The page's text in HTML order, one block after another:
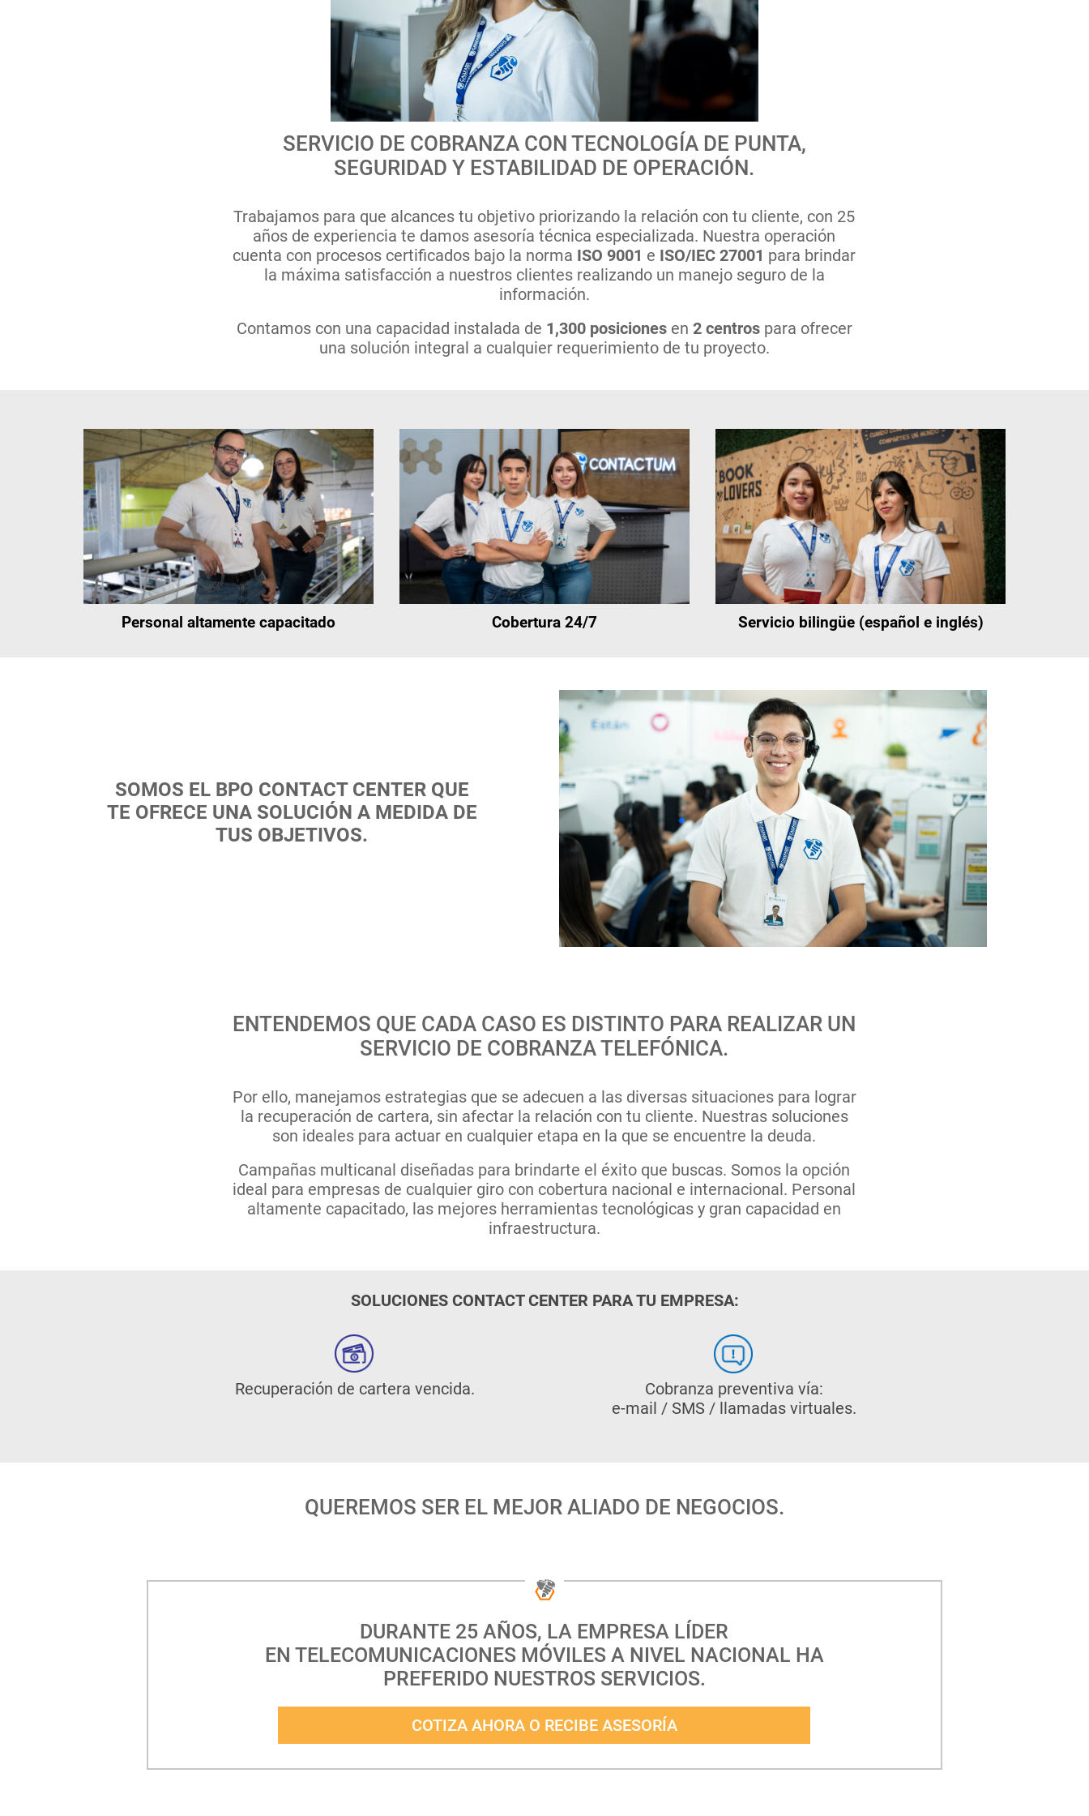
SERVICIO DE COBRANZA CON TECNOLOGÍA DE PUNTA,
SEGURIDAD Y ESTABILIDAD DE OPERACIÓN.
Trabajamos para que alcances tu objetivo priorizando la relación con tu cliente, con 25
años de experiencia te damos asesoría técnica especializada. Nuestra operación
cuenta con procesos certificados bajo la norma ISO 9001 e ISO/IEC 27001 para brindar
la máxima satisfacción a nuestros clientes realizando un manejo seguro de la
información.
Contamos con una capacidad instalada de 1,300 posicionesen 2 centrospara ofrecer
una solución integral a cualquier requerimiento de tu proyecto.
Personal altamente capacitado Cobertura 24/7 Servicio bilingüe (español e inglés)
SOMOS EL BPO CONTACT CENTER QUE
TE OFRECE UNA SOLUCIÓN A MEDIDA DE
TUS OBJETIVOS.
ENTENDEMOS QUE CADA CASO ES DISTINTO PARA REALIZAR UN
SERVICIO DE COBRANZA TELEFÓNICA.
Por ello, manejamos estrategias que se adecuen a las diversas situaciones para lograr
la recuperación de cartera, sin afectar la relación con tu cliente. Nuestras soluciones
son ideales para actuar en cualquier etapa en la que se encuentre la deuda.
Campañas multicanal diseñadas para brindarte el éxito que buscas. Somos la opción
ideal para empresas de cualquier giro con cobertura nacional e internacional. Personal
altamente capacitado, las mejores herramientas tecnológicas y gran capacidad en
infraestructura.
SOLUCIONES CONTACT CENTER PARA TU EMPRESA:
Recuperación de cartera vencida.
Cobranza preventiva vía:
e-mail / SMS / llamadas virtuales.
QUEREMOS SER EL MEJOR ALIADO DE NEGOCIOS.
DURANTE 25 AÑOS, LA EMPRESA LÍDER
EN TELECOMUNICACIONES MÓVILES A NIVEL NACIONAL HA
PREFERIDO NUESTROS SERVICIOS.
COTIZA AHORA O RECIBE ASESORÍA